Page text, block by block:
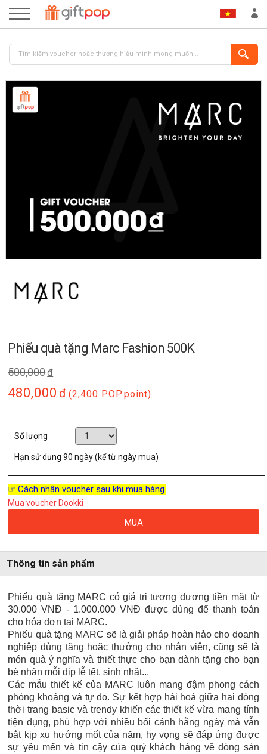
Phiếu quà tặng Marc Fashion 500K
500,000đ
480,000 đ (2,400 POP point)
Số lượng
Hạn sử dụng90 ngày (kể từ ngày mua)
☞ Cách nhận voucher sau khi mua hàng.
Mua voucher Dookki
MUA
Thông tin sản phẩm
Phiếu quà tặng MARC có giá trị tương đương tiền mặt từ
30.000 VNĐ - 1.000.000 VNĐ được dùng để thanh toán
cho hóa đơn tại MARC.
Phiếu quà tặng MARC sẽ là giải pháp hoàn hảo cho doanh
nghiệp dùng tặng hoặc thưởng cho nhân viên, cũng sẽ là
món quà ý nghĩa và thiết thực cho bạn dành tặng cho bạn
bè nhân mỗi dịp lễ tết, sinh nhật...
Các mẫu thiết kế của MARC luôn mang đậm phong cách
phóng khoáng và tự do. Sự kết hợp hài hoà giữa hai dòng
thời trang basic và trendy khiến các thiết kế vừa mang tính
tiện dụng, phù hợp với nhiều bối cảnh hằng ngày mà vẫn
bắt kịp xu hướng mốt của năm, hy vọng sẽ đáp ứng được
sự yêu mến và tin cậy của quý khách hàng về dòng sản